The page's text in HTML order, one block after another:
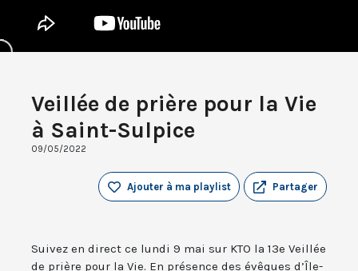
Veillée de prière pour la Vie
à Saint-Sulpice
09/05/2022
Partager
Ajouter à ma playlist
Suivez en direct ce lundi 9 mai sur KTO la 13e Veillée
de prière pour la Vie. En présence des évêques d’Île-